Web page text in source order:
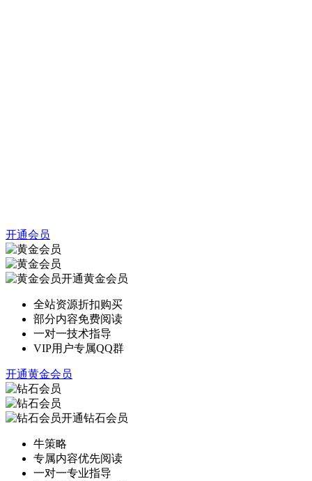
开通会员
开通黄金会员
全站资源折扣购买
部分内容免费阅读
一对一技术指导
VIP用户专属QQ群
开通黄金会员
开通钻石会员
牛策略
专属内容优先阅读
一对一专业指导